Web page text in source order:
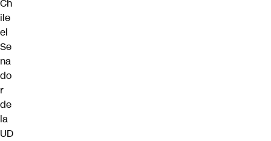
Ch
ile
el
Se
na
do
r
de
la
UD